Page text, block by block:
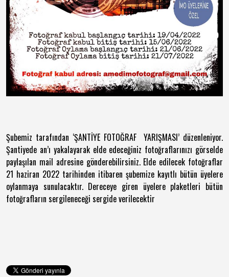
Şubemiz tarafından ‘ŞANTİYE FOTOĞRAF YARIŞMASI’ düzenleniyor.
Şantiyede an’ı yakalayarak elde edeceğiniz fotoğraflarınızı görselde
paylaşılan mail adresine gönderebilirsiniz. Elde edilecek fotoğraflar
21 haziran 2022 tarihinden itibaren şubemize kayıtlı bütün üyelere
oylanmaya sunulacaktır. Dereceye giren üyelere plaketleri bütün
fotoğrafların sergileneceği sergide verilecektir